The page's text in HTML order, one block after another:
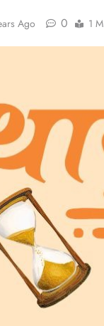
Ago 0 1